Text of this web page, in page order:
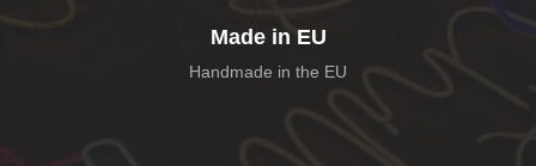
Made in EU
Handmade in the EU